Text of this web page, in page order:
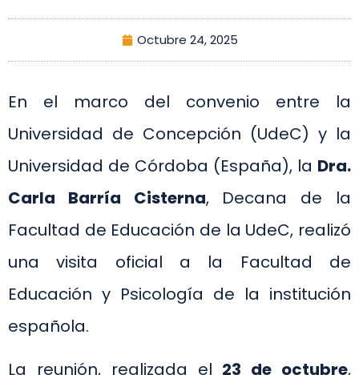
Octubre 24, 2025
En el marco del convenio entre la
Universidad de Concepción (UdeC) y la
Universidad de Córdoba (España), la Dra.
Carla Barría Cisterna, Decana de la
Facultad de Educación de la UdeC, realizó
una visita oficial a la Facultad de
Educación y Psicología de la institución
española.
La reunión, realizada el 23 de octubre,